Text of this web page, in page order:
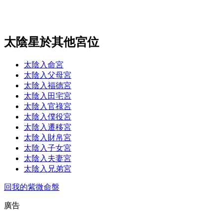
太陰星於其他宮位
太陰入命宮
太陰入父母宮
太陰入福德宮
太陰入田宅宮
太陰入官祿宮
太陰入僕役宮
太陰入遷移宮
太陰入財帛宮
太陰入子女宮
太陰入夫妻宮
太陰入兄弟宮
回我的紫微命盤
廣告